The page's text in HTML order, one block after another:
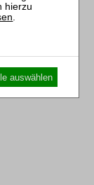
auswählen